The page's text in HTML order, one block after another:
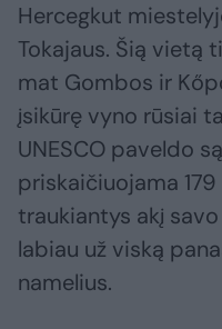
Hercegkut
Tokajaus. Šią vietą
mat Gombos ir
įsikūrę vyno rūsiai
UNESCO paveldo
priskaičiuojama
traukiantys akį
labiau už viską
namelius.